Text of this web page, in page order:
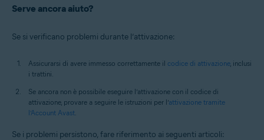
Serve ancora aiuto?
Se si verificano problemi durante l’attivazione:
Assicurarsi di avere immesso correttamente il codice di attivazione, inclusi
i trattini.
Se ancora non è possibile eseguire l’attivazione con il codice di
attivazione, provare a seguire le istruzioni per l’attivazione tramite
l’Account Avast
Se i problemi persistono, fare riferimento ai seguenti articoli: